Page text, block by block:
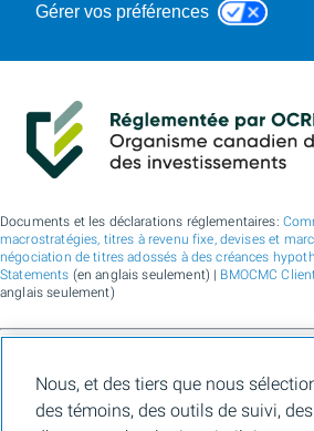
Gérer vos préférences
Documents et les déclarations réglementaires:
macrostratégies, titres à revenu fixe, devises et
négociation de titres adossés à des créances
Statements (en anglais seulement) | BMOCMC
anglais seulement)
financier pour les services de vente en gros de la
Bank N.A. (membre de la FDIC), de Bank of
Montreal (China) Co. Ltd., pour les services de
Nous, et des tiers que nous
des témoins, des outils de suivi,